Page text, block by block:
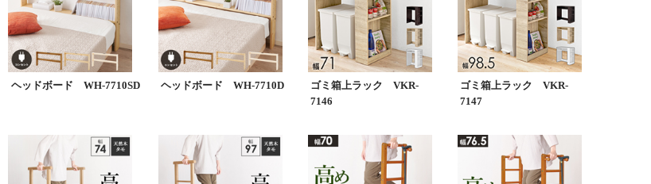
ヘッドボード WH-7710SD ヘッドボード WH-7710D
ゴミ箱上ラック VKR-
7146
ゴミ箱上ラック VKR-
7147